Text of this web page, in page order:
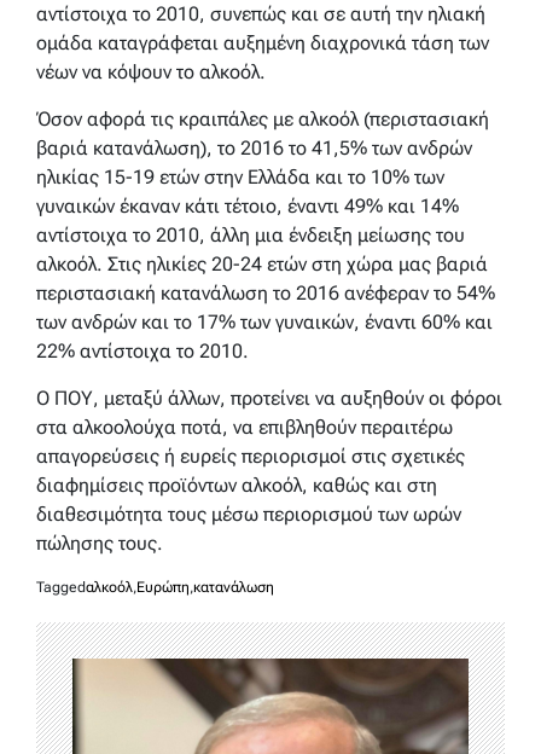
αντίστοιχα το 2010, συνεπώς και σε αυτή την ηλιακή
ομάδα καταγράφεται αυξημένη διαχρονικά τάση των
νέων να κόψουν το αλκοόλ.
Όσον αφορά τις κραιπάλες με αλκοόλ (περιστασιακή
βαριά κατανάλωση), το 2016 το 41,5% των ανδρών
ηλικίας 15-19 ετών στην Ελλάδα και το 10% των
γυναικών έκαναν κάτι τέτοιο, έναντι 49% και 14%
αντίστοιχα το 2010, άλλη μια ένδειξη μείωσης του
αλκοόλ. Στις ηλικίες 20-24 ετών στη χώρα μας βαριά
περιστασιακή κατανάλωση το 2016 ανέφεραν το 54%
των ανδρών και το 17% των γυναικών, έναντι 60% και
22% αντίστοιχα το 2010.
Ο ΠΟΥ, μεταξύ άλλων, προτείνει να αυξηθούν οι φόροι
στα αλκοολούχα ποτά, να επιβληθούν περαιτέρω
απαγορεύσεις ή ευρείς περιορισμοί στις σχετικές
διαφημίσεις προϊόντων αλκοόλ, καθώς και στη
διαθεσιμότητα τους μέσω περιορισμού των ωρών
πώλησης τους.
Taggedαλκοόλ,Ευρώπη,κατανάλωση